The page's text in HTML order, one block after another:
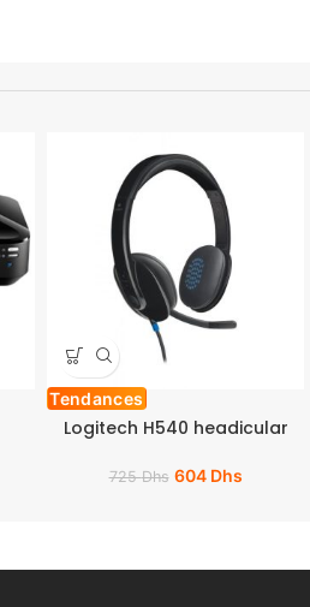
Tendances
Logitech H540 headicular
725Dhs 604 Dhs